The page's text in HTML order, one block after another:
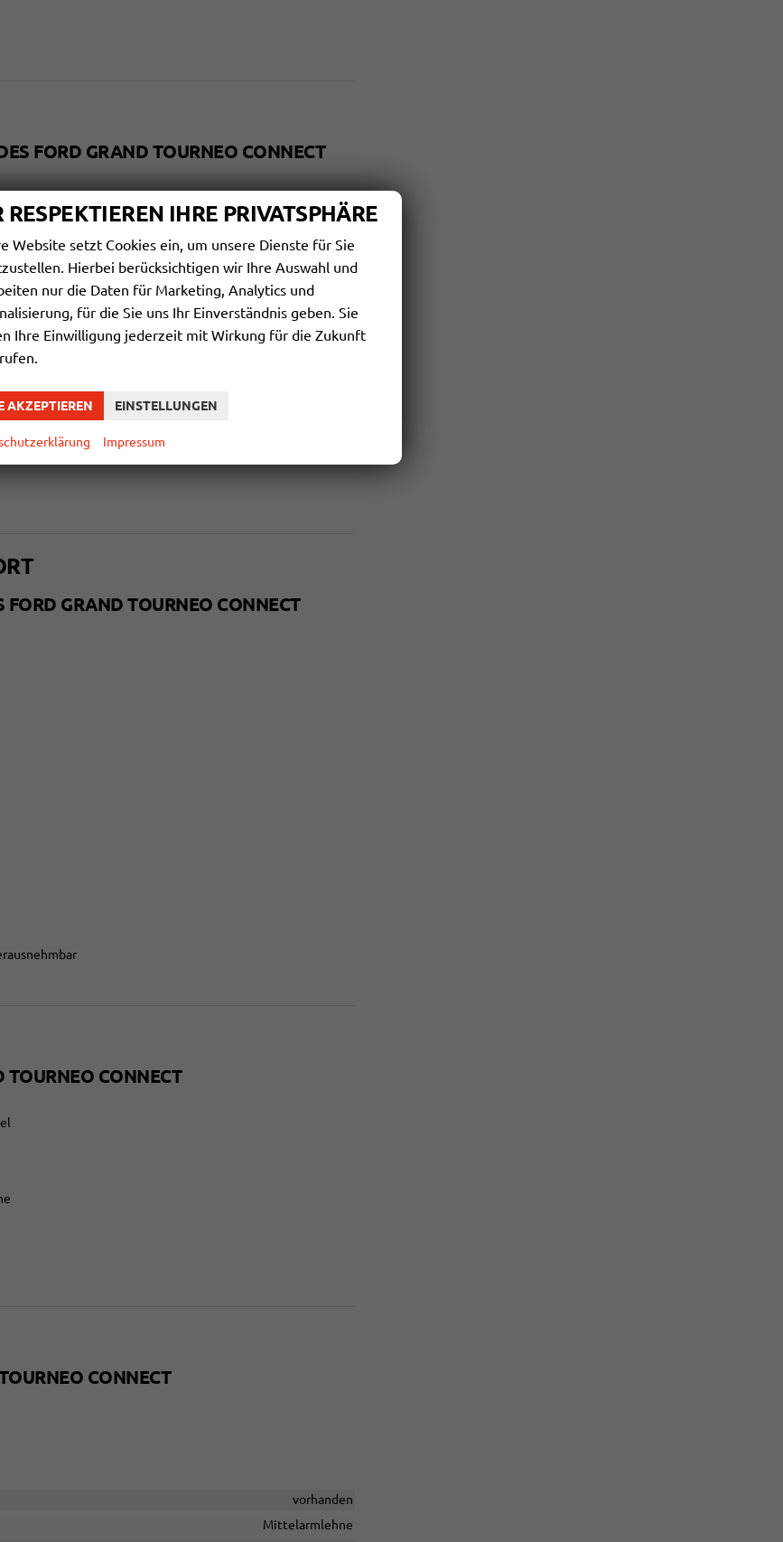
FORD GRAND TOURNEO CONNECT
GRAND TOURNEO CONNECT
CONNECT
CONNECT
vorhanden
Mittelarmlehne
RESPEKTIEREN IHRE PRIVATSPHÄRE
Website setzt Cookies ein, um unsere Dienste für Sie
Hierbei berücksichtigen wir Ihre Auswahl und
nur die Daten für Marketing, Analytics und
für die Sie uns Ihr Einverständnis geben. Sie
Ihre Einwilligung jederzeit mit Wirkung für die Zukunft
AKZEPTIEREN EINSTELLUNGEN
Impressum